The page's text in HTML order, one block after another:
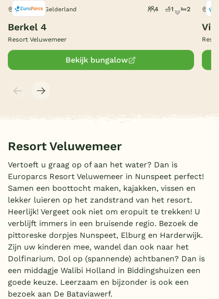
Nunspeet, Gelderland 4 1 2
Berkel 4
Resort Veluwemeer
Bekijk bungalow
Resort Veluwemeer
Vertoeft u graag op of aan het water? Dan is
Europarcs Resort Veluwemeer in Nunspeet perfect!
Samen een boottocht maken, kajakken, vissen en
lekker luieren op het zandstrand van het resort.
Heerlijk! Vergeet ook niet om eropuit te trekken! U
verblijft immers in een bruisende regio. Bezoek de
pittoreske dorpjes Nunspeet, Elburg en Harderwijk.
Zijn uw kinderen mee, wandel dan ook naar het
Dolfinarium. Dol op (spannende) achtbanen? Dan is
een middagje Walibi Holland in Biddingshuizen een
goede keuze. Leerzaam en bijzonder is ook een
bezoek aan De Bataviawerf.